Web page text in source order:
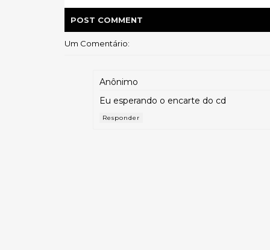
POST COMMENT
Um Comentário:
Anônimo
Eu esperando o encarte do cd
Responder